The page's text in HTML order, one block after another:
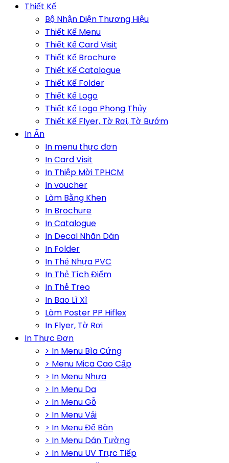
Thiết Kế
Bộ Nhận Diện Thương Hiệu
Thiết Kế Menu
Thiết Kế Card Visit
Thiết Kế Brochure
Thiết Kế Catalogue
Thiết Kế Folder
Thiết Kế Logo
Thiết Kế Logo Phong Thủy
Thiết Kế Flyer, Tờ Rơi, Tờ Bướm
In Ấn
In menu thực đơn
In Card Visit
In Thiệp Mời TPHCM
In voucher
Làm Bằng Khen
In Brochure
In Catalogue
In Decal Nhãn Dán
In Folder
In Thẻ Nhựa PVC
In Thẻ Tích Điểm
In Thẻ Treo
In Bao Lì Xì
Làm Poster PP Hiflex
In Flyer, Tờ Rơi
In Thực Đơn
> In Menu Bìa Cứng
> Menu Mica Cao Cấp
> In Menu Nhựa
> In Menu Da
> In Menu Gỗ
> In Menu Vải
> In Menu Để Bàn
> In Menu Dán Tường
> In Menu UV Trực Tiếp